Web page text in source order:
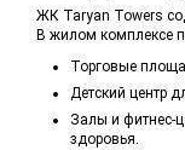
ЖК Taryan Towers
В жилом комплексе
Торговые
Детский центр
Залы и фитнес-
здоровья.